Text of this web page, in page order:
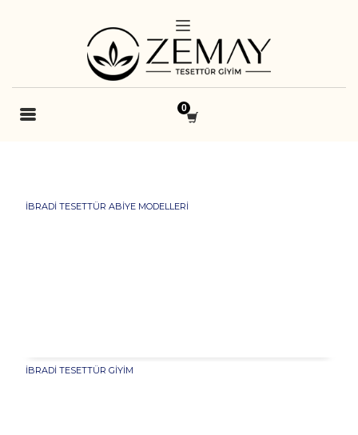
İBRADI TESETTÜR ABIYE MODELLERI
İBRADI TESETTÜR GIYIM